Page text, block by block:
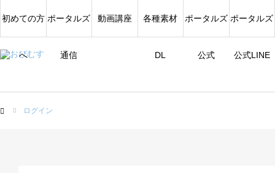
初めての方
へ
ポータルズ
通信
動画講座 各種素材
DL
ポータルズ
公式
ポータルズ
公式LINE
ログイン